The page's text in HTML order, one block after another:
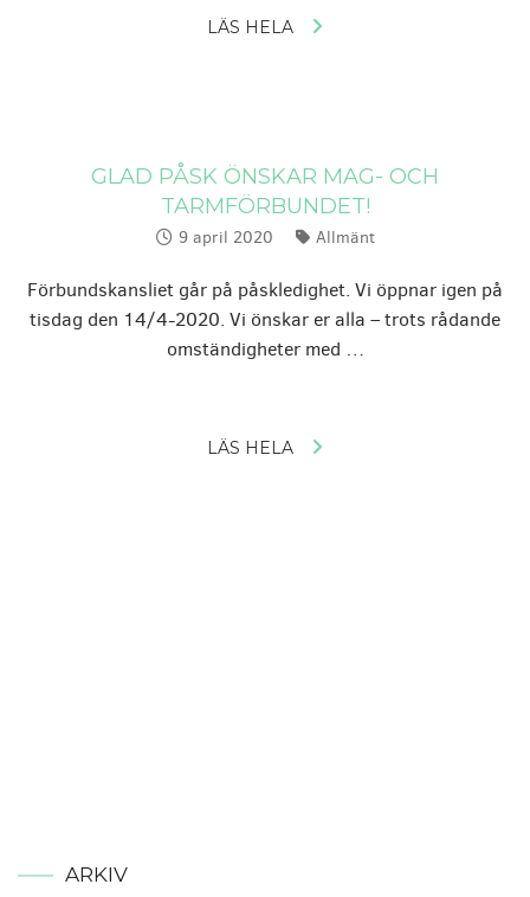
LÄS HELA
GLAD PÅSK ÖNSKAR MAG- OCH
TARMFÖRBUNDET!
Publicerat:
9 april 2020 Kategorier:
Allmänt
Förbundskansliet går på påskledighet. Vi öppnar igen på
tisdag den 14/4-2020. Vi önskar er alla – trots rådande
omständigheter med …
LÄS HELA
ARKIV